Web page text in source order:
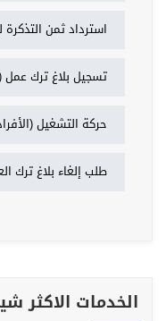
استرداد ثمن التذكرة
تسجيل بلاغ ترك عمل
حركة التشغيل
طلب إلغاء بلاغ ترك
الخدمات الاكثر